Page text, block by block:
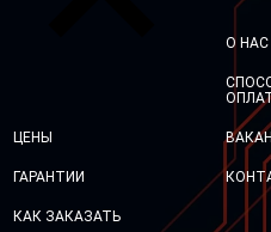
ЦЕНЫ
ГАРАНТИИ
КАК ЗАКАЗАТЬ
О НАС